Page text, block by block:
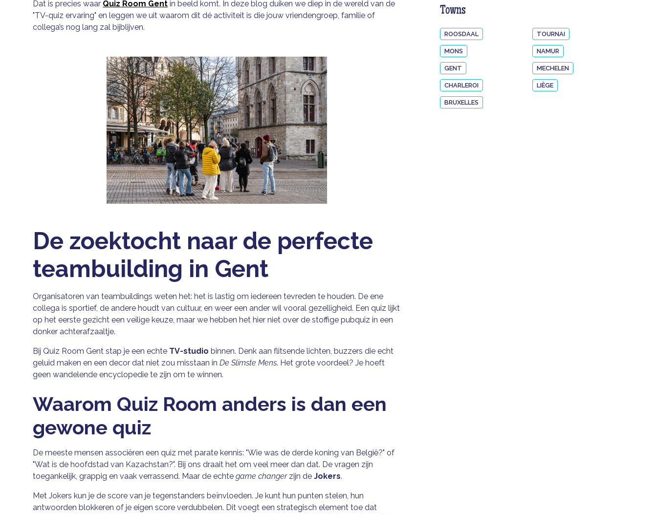
Dat is precies waar Quiz Room Gent in beeld komt. In deze blog duiken we diep in de wereld van de
"TV-quiz ervaring" en leggen we uit waarom dit dé activiteit is die jouw vriendengroep, familie of
collega’s nog lang zal bijblijven.
De zoektocht naar de perfecte
teambuilding in Gent
Organisatoren van teambuildings weten het: het is lastig om iedereen tevreden te houden. De ene
collega is sportief, de andere houdt van cultuur, en weer een ander wil vooral gezelligheid. Een quiz lijkt
op het eerste gezicht een veilige keuze, maar we hebben het hier niet over de stoffige pubquiz in een
donker achterafzaaltje.
Bij Quiz Room Gent stap je een echte TV-studio binnen. Denk aan flitsende lichten, buzzers die echt
geluid maken en een decor dat niet zou misstaan inDe Slimste Mens. Het grote voordeel? Je hoeft
geen wandelende encyclopedie te zijn om te winnen.
Waarom Quiz Room anders is dan een
gewone quiz
De meeste mensen associëren een quiz met parate kennis: "Wie was de derde koning van België?" of
"Wat is de hoofdstad van Kazachstan?". Bij ons draait het om veel meer dan dat. De vragen zijn
toegankelijk, grappig en vaak verrassend. Maar de echtegame changerzijn deJokers.
Met Jokers kun je de score van je tegenstanders beïnvloeden. Je kunt hun punten stelen, hun
antwoorden blokkeren of je eigen score verdubbelen. Dit voegt een strategisch element toe dat
Towns
ROOSDAAL TOURNAI
MONS NAMUR
GENT MECHELEN
CHARLEROI LIÈGE
BRUXELLES